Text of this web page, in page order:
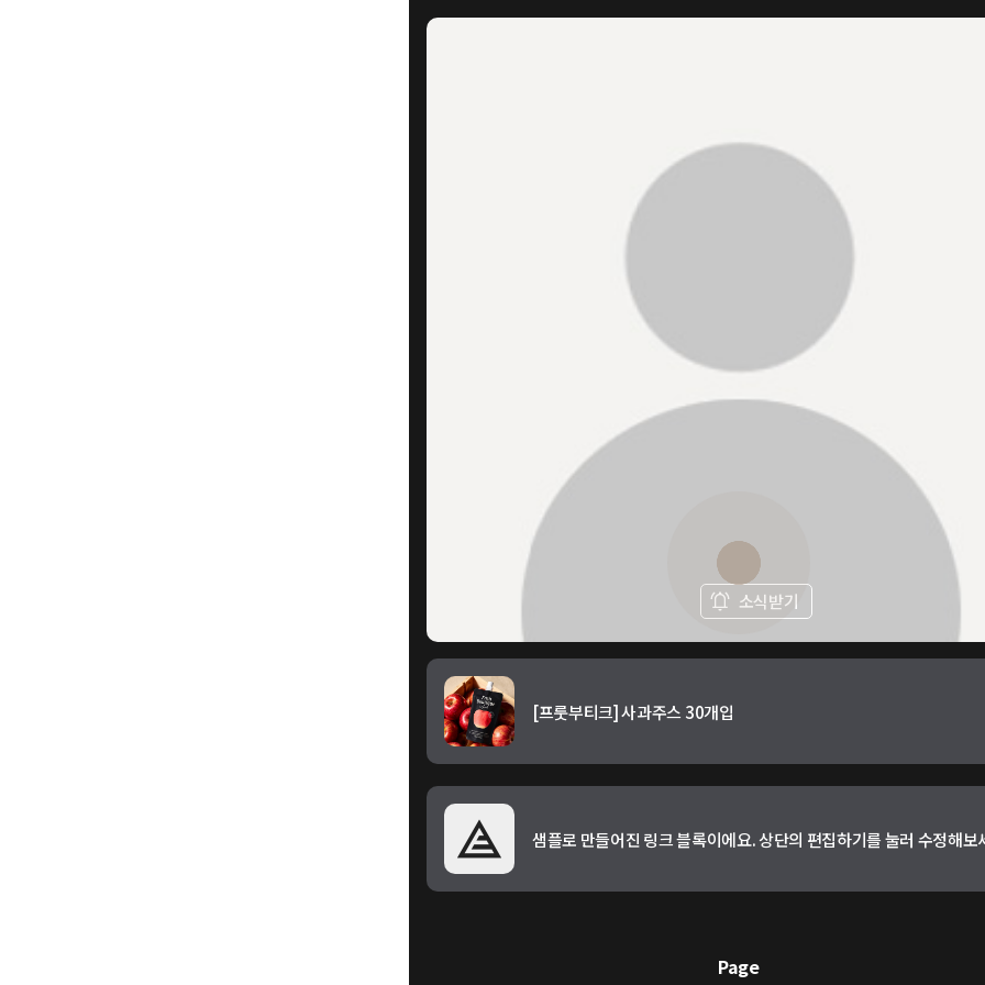
소식받기
[프룻부티크] 사과주스 30개입
샘플로 만들어진 링크 블록이에요. 상단의 편집하기를 눌러 수정해보
Page